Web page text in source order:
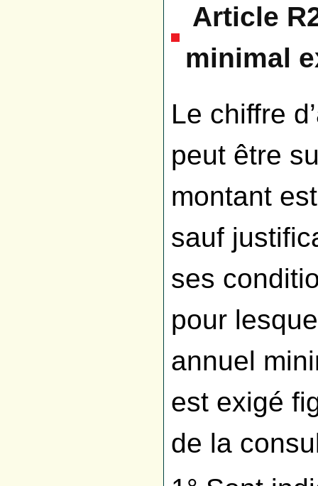
Article
minimal
Le chiffre
peut être
montant
sauf
ses
pour
annuel
est exigé
de la